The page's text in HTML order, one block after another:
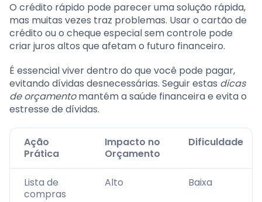
O crédito rápido pode parecer uma solução rápida,
mas muitas vezes traz problemas. Usar o cartão de
crédito ou o cheque especial sem controle pode
criar juros altos que afetam o futuro financeiro.
É essencial viver dentro do que você pode pagar,
evitando dívidas desnecessárias. Seguir estas dicas
de orçamentomantém a saúde financeira e evita o
estresse de dívidas.
Ação
Prática
Impacto no
Orçamento
Dificuldade
Lista de
compras
Alto Baixa